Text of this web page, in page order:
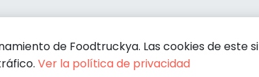
de Foodtruckya. Las cookies de
Ver la política de privacidad